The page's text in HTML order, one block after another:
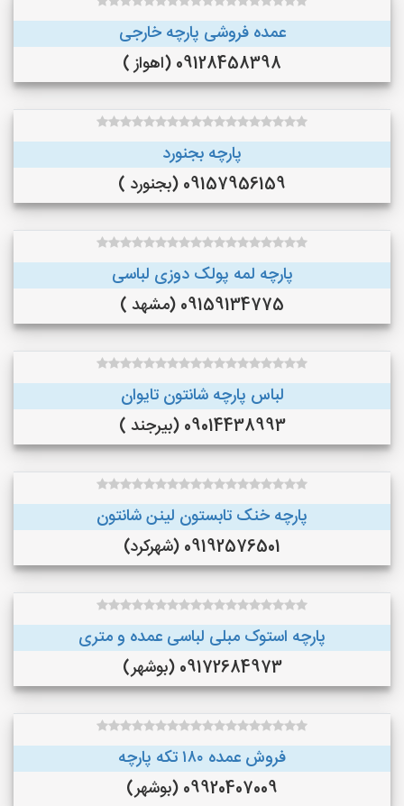
عمده فروشی پارچه خارجی
09128458398 (اهواز )
پارچه بجنورد
09157956159 (بجنورد )
پارچه لمه پولک دوزی لباسی
09159134775 (مشهد )
لباس پارچه شانتون تایوان
09014438993 (بیرجند )
پارچه خنک تابستون لینن شانتون
09192576501 (شهرکرد)
پارچه استوک مبلی لباسی عمده و متری
09172684973 (بوشهر)
فروش عمده ۱۸۰ تکه پارچه
09920407009 (بوشهر)